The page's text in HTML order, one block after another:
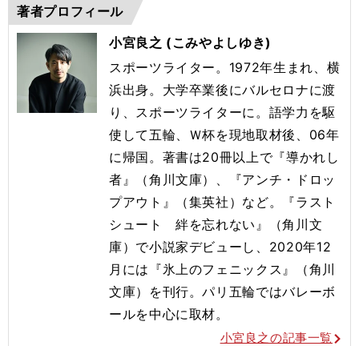
著者プロフィール
小宮良之 (こみやよしゆき)
スポーツライター。1972年生まれ、横
浜出身。大学卒業後にバルセロナに渡
り、スポーツライターに。語学力を駆
使して五輪、Ｗ杯を現地取材後、06年
に帰国。著書は20冊以上で『導かれし
者』（角川文庫）、『アンチ・ドロッ
プアウト』（集英社）など。『ラスト
シュート 絆を忘れない』（角川文
庫）で小説家デビューし、2020年12
月には『氷上のフェニックス』（角川
文庫）を刊行。パリ五輪ではバレーボ
ールを中心に取材。
小宮良之の記事一覧